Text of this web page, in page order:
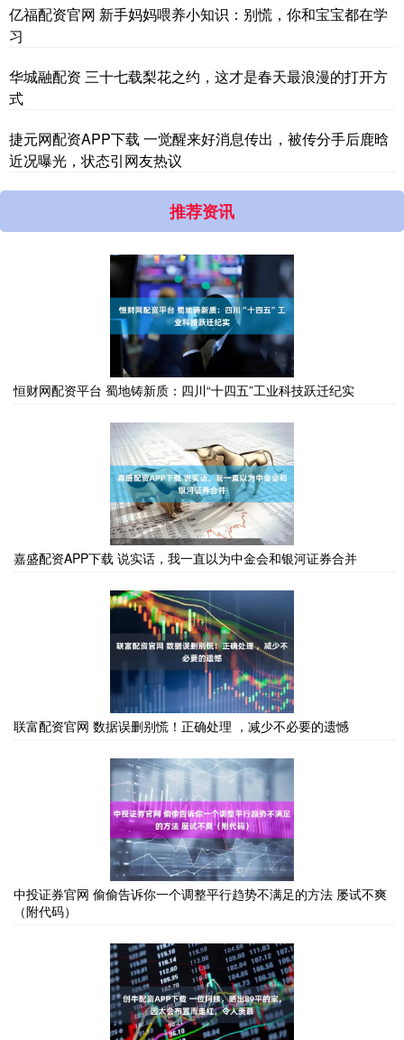
亿福配资官网 新手妈妈喂养小知识：别慌，你和宝宝都在学
习
华城融配资 三十七载梨花之约，这才是春天最浪漫的打开方
式
捷元网配资APP下载 一觉醒来好消息传出，被传分手后鹿晗
近况曝光，状态引网友热议
推荐资讯
恒财网配资平台 蜀地铸新质：四川“十四五”工业科技跃迁纪实
嘉盛配资APP下载 说实话，我一直以为中金会和银河证券合并
联富配资官网 数据误删别慌！正确处理 ，减少不必要的遗憾
中投证券官网 偷偷告诉你一个调整平行趋势不满足的方法 屡试不爽
（附代码）